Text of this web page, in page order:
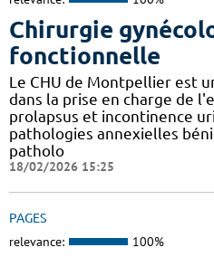
Chirurgie
fonctionnelle
Le CHU de Montpellier est
dans la prise en charge de
prolapsus et incontinence
pathologies annexielles
patholo
18/02/2026 15:25
PAGES
relevance: 100%